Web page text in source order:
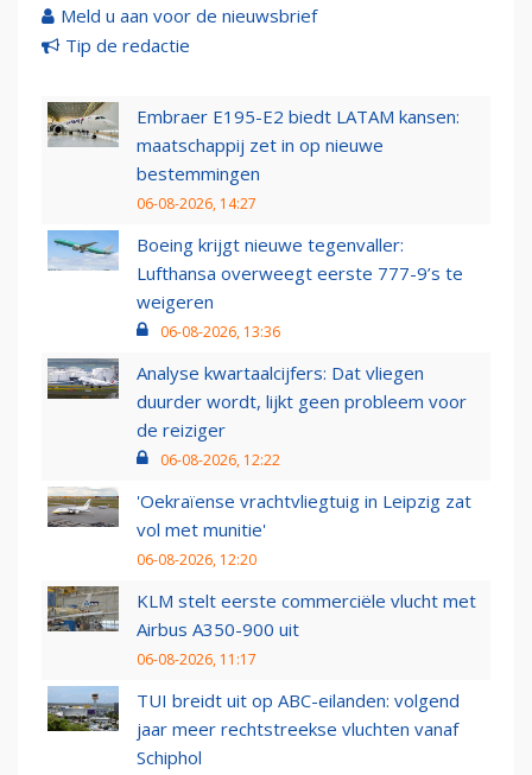
Meld u aan voor de nieuwsbrief
Tip de redactie
Embraer E195-E2 biedt LATAM kansen:
maatschappij zet in op nieuwe
bestemmingen
06-08-2026, 14:27
Boeing krijgt nieuwe tegenvaller:
Lufthansa overweegt eerste 777-9’s te
weigeren
06-08-2026, 13:36
Analyse kwartaalcijfers: Dat vliegen
duurder wordt, lijkt geen probleem voor
de reiziger
06-08-2026, 12:22
'Oekraïense vrachtvliegtuig in Leipzig zat
vol met munitie'
06-08-2026, 12:20
KLM stelt eerste commerciële vlucht met
Airbus A350-900 uit
06-08-2026, 11:17
TUI breidt uit op ABC-eilanden: volgend
jaar meer rechtstreekse vluchten vanaf
Schiphol